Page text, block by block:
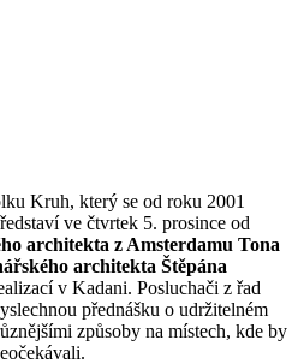
Kruh, který se od roku 2001
ve čtvrtek 5. prosince od
architekta z Amsterdamu Tona
architekta Štěpána
v Kadani. Posluchači z řad
přednášku o udržitelném
způsoby na místech, kde by